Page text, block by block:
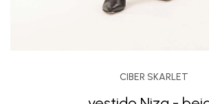
CIBER SKARLET